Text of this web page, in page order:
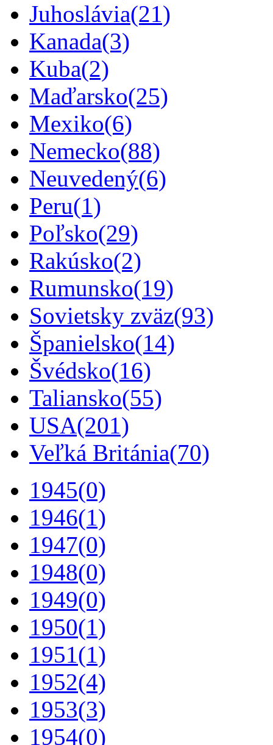
Juhoslávia(21)
Kanada(3)
Kuba(2)
Maďarsko(25)
Mexiko(6)
Nemecko(88)
Neuvedený(6)
Peru(1)
Poľsko(29)
Rakúsko(2)
Rumunsko(19)
Sovietsky zväz(93)
Španielsko(14)
Švédsko(16)
Taliansko(55)
USA(201)
Veľká Británia(70)
1945(0)
1946(1)
1947(0)
1948(0)
1949(0)
1950(1)
1951(1)
1952(4)
1953(3)
1954(0)